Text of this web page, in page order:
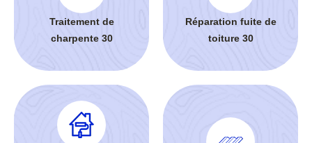
Traitement de
charpente 30
Réparation fuite de
toiture 30